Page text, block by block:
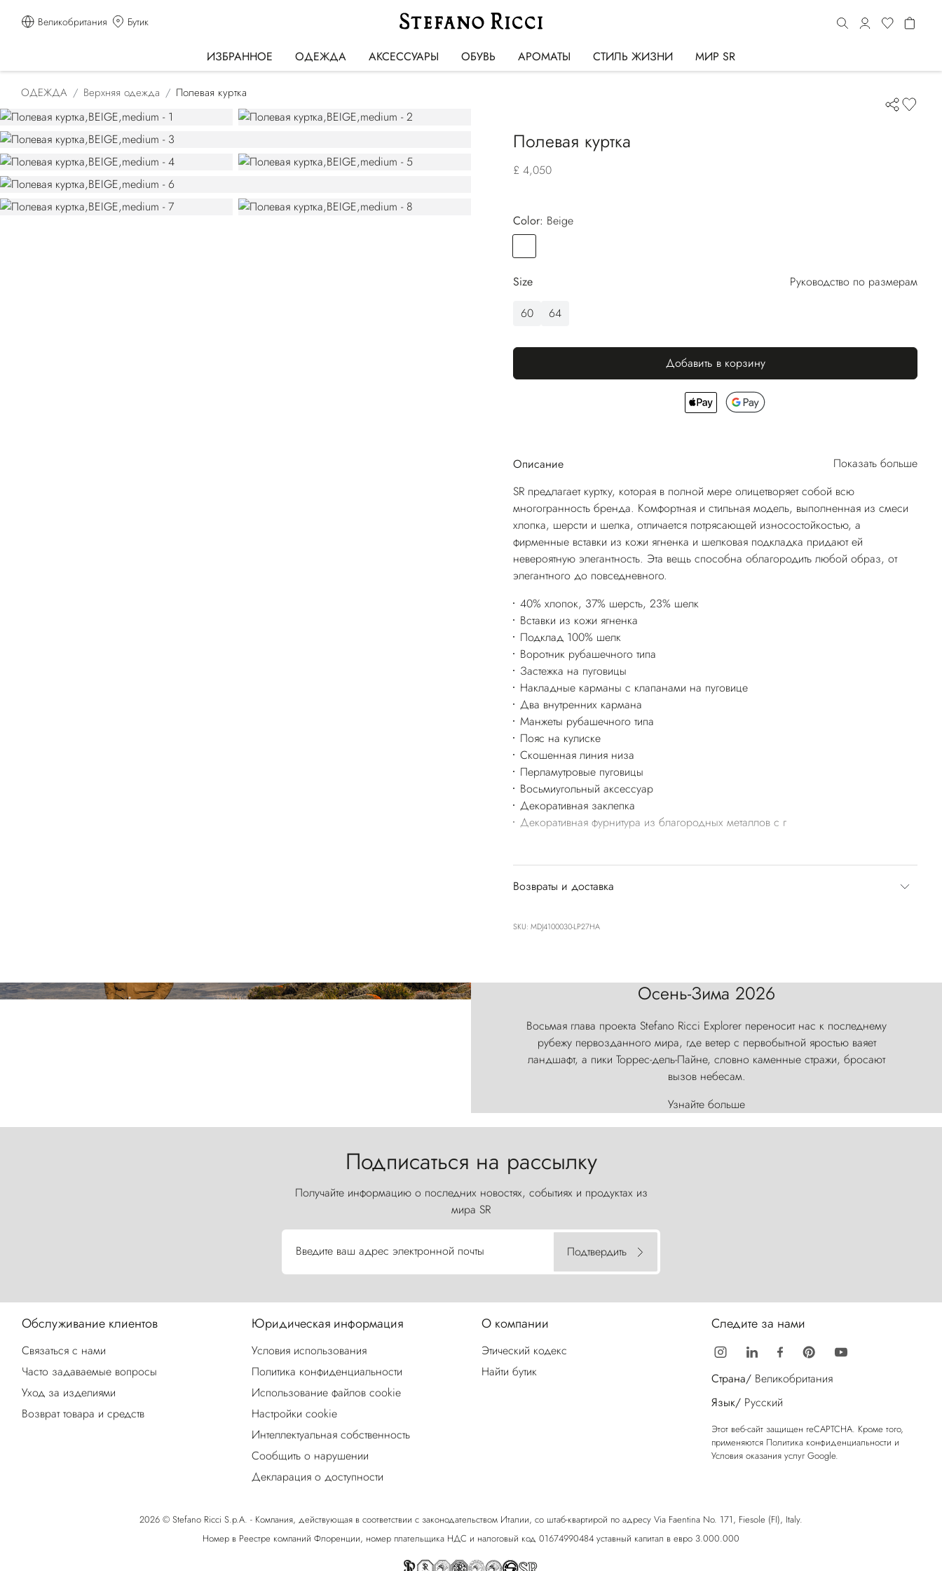
Великобритания Бутик
ИЗБРАННОЕ ОДЕЖДА АКСЕССУАРЫ ОБУВЬ АРОМАТЫ СТИЛЬ ЖИЗНИ МИР SR
ОДЕЖДА Верхняя одежда Полевая куртка
Полевая куртка
£ 4,050
Color:
beige
Size
Руководство по размерам
60
64
Добавить в корзину
Описание
Показать больше
SR предлагает куртку, которая в полной мере олицетворяет собой всю
многогранность бренда. Комфортная и стильная модель, выполненная из смеси
хлопка, шерсти и шелка, отличается потрясающей износостойкостью, а
фирменные вставки из кожи ягненка и шелковая подкладка придают ей
невероятную элегантность. Эта вещь способна облагородить любой образ, от
элегантного до повседневного.
40% хлопок, 37% шерсть, 23% шелк
Вставки из кожи ягненка
Подклад 100% шелк
Воротник рубашечного типа
Застежка на пуговицы
Накладные карманы с клапанами на пуговице
Два внутренних кармана
Манжеты рубашечного типа
Пояс на кулиске
Скошенная линия низа
Перламутровые пуговицы
Восьмиугольный аксессуар
Декоративная заклепка
Декоративная фурнитура из благородных металлов с г
Возвраты и доставка
SKU: MDJ4100030-LP27HA
Осень-Зима 2026
Восьмая глава проекта Stefano Ricci Explorer переносит нас к последнему
рубежу первозданного мира, где ветер с первобытной яростью ваяет
ландшафт, а пики Торрес-дель-Пайне, словно каменные стражи, бросают
вызов небесам.
Узнайте больше
Подписаться на рассылку
Получайте информацию о последних новостях, событиях и продуктах из
мира SR
Введите ваш адрес электронной почты Подтвердить
Обслуживание клиентов
Связаться с нами
Часто задаваемые вопросы
Уход за изделиями
Возврат товара и средств
Юридическая информация
Условия использования
Политика конфиденциальности
Использование файлов cookie
Настройки cookie
Интеллектуальная собственность
Сообщить о нарушении
Декларация о доступности
О компании
Этический кодекс
Найти бутик
Следите за нами
Страна/ Великобритания
Язык/ Русский
Этот веб-сайт защищен reCAPTCHA. Кроме того,
применяются Политика конфиденциальности и
Условия оказания услуг Google.
2026 © Stefano Ricci S.p.A. - Компания, действующая в соответствии с законодательством Италии, со штаб-квартирой по адресу Via Faentina No. 171, Fiesole (FI), Italy.
Номер в Реестре компаний Флоренции, номер плательщика НДС и налоговый код 01674990484 уставный капитал в евро 3.000.000